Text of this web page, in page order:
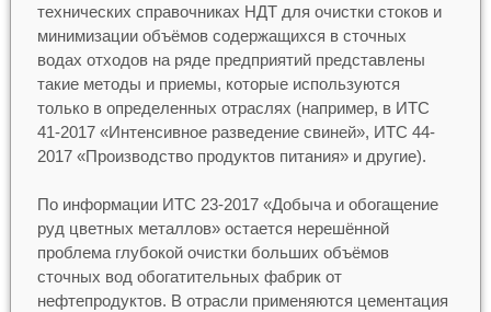
технических справочниках НДТ для очистки стоков и
минимизации объёмов содержащихся в сточных
водах отходов на ряде предприятий представлены
такие методы и приемы, которые используются
только в определенных отраслях (например, в ИТС
41-2017 «Интенсивное разведение свиней», ИТС 44-
2017 «Производство продуктов питания» и другие).
По информации ИТС 23-2017 «Добыча и обогащение
руд цветных металлов» остается нерешённой
проблема глубокой очистки больших объёмов
сточных вод обогатительных фабрик от
нефтепродуктов. В отрасли применяются цементация